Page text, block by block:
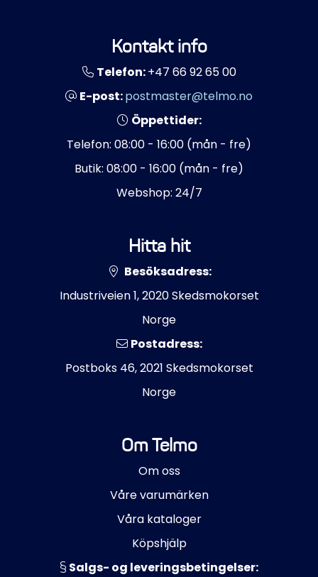
Kontakt info
Telefon:+47 66 92 65 00
E-post:postmaster@telmo.no
Öppettider:
Telefon: 08:00 - 16:00 (mån - fre)
Butik: 08:00 - 16:00 (mån - fre)
Webshop: 24/7
Hitta hit
Besöksadress:
Industriveien 1, 2020 Skedsmokorset
Norge
Postadress:
Postboks 46, 2021 Skedsmokorset
Norge
Om Telmo
Om oss
Våre varumärken
Våra kataloger
Köpshjälp
Salgs- og leveringsbetingelser: